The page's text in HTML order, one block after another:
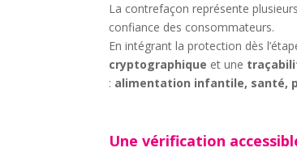
La contrefaçon représente plusieurs
confiance des consommateurs.
En intégrant la protection dès
cryptographique et une
: alimentation infantile, santé,
Une vérification